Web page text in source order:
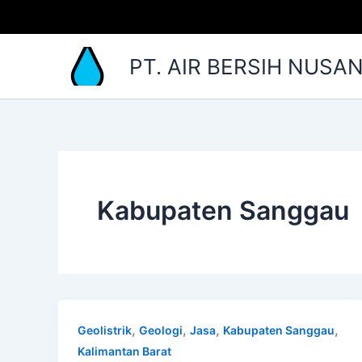
ke
PT. AIR BERSIH
Kabupaten Sanggau
Geolistrik, Geologi, Jasa, Kabupaten Sanggau,
Kalimantan Barat